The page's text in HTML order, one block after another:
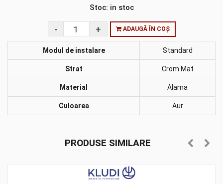
Stoc: in stoc
ADAUGĂ ÎN COȘ
Modul de instalare Standard
Strat Crom Mat
Material Alama
Culoarea Aur
PRODUSE SIMILARE